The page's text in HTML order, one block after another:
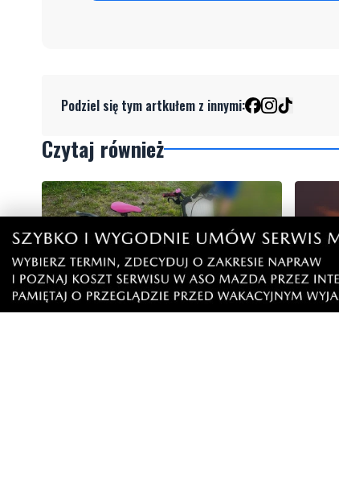
Podziel się tym artkułem z innymi:
Czytaj również
8